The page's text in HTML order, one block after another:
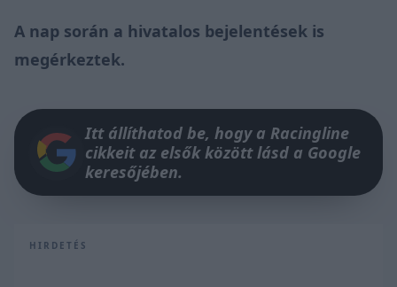
A nap során a hivatalos bejelentések is
megérkeztek.
Itt állíthatod be, hogy a Racingline
cikkeit az elsők között lásd a Google
keresőjében.
HIRDETÉS